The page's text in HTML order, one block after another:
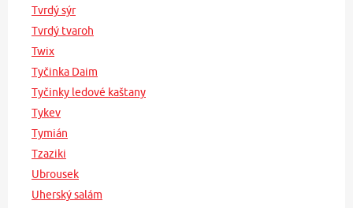
Tvrdý sýr
Tvrdý tvaroh
Twix
Tyčinka Daim
Tyčinky ledové kaštany
Tykev
Tymián
Tzaziki
Ubrousek
Uherský salám